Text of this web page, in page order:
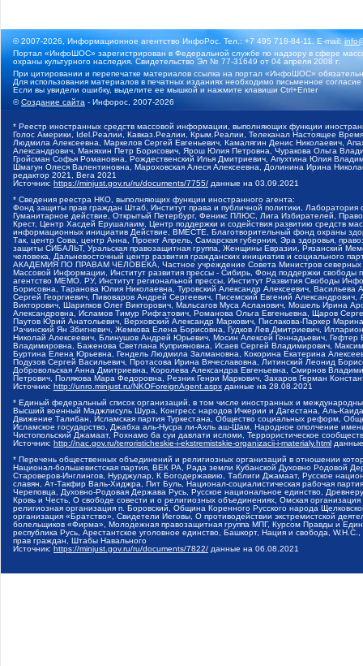
© 2007-2026, Информационное агентство ИнфоРос. Тел.: +7 495 718-84-11, E-mail:
Портал «ИнфоШОС» зарегистрирован в Федеральной службе по надзору в сфере
охраны культурного наследия. Свидетельство Эл № 77-31649 от 04 апреля 2008 г.
При цитировании и перепечатке материалов ссылка на портал «ИнфоШОС»
Для использования материалов в печатных изданиях необходимо письменное
Если вы увидели ошибку, выделите ее мышкой и нажмите клавиши Ctrl+Enter
©Создание сайта - Инфорос, 2007-2026
* Реестр иностранных средств массовой информации, выполняющих функции
Голос Америки, Idel.Реалии, Кавказ.Реалии, Крым.Реалии, Телеканал Настоящее
Людмила Алексеевна, Маркелов Сергей Евгеньевич, Камалягин Денис Николаевич,
Александрович, Маняхин Петр Борисович, Ярош Юлия Петровна, Чуракова Ольга
Гройсман Софья Романовна, Рождественский Илья Дмитриевич, Апухтина Юлия
Шмагун Олеся Валентиновна, Мароховская Алеся Алексеевна, Долинина Ирина
редактор 2021, Вега 2021
Источник: https://minjust.gov.ru/ru/documents/7755/ данные на 03.09.2021
* Сведения реестра НКО, выполняющих функции иностранного агента:
Фонд защиты прав граждан Штаб, Институт права и публичной политики,
Гуманитарное действие, Открытый Петербург, Феникс ПЛЮС, Лига Избирателей,
Крест, Центр Хасдей Ерушалаим, Центр поддержки и содействия развитию средств
информационных инициатив Действие, ВМЕСТЕ, Благотворительный фонд охраны
Так, центр Сова, центр Анна, Проект Апрель, Самарская губерния, Эра здоровья,
защиты СИБАЛЬТ, Уральская правозащитная группа, Женщины Евразии, Рязанский
человека, Дальневосточный центр развития гражданских инициатив и социального
АКАДЕМИЯ ПО ПРАВАМ ЧЕЛОВЕКА, Частное учреждение Совета Министров северных
Массовой Информации, Институт развития прессы - Сибирь, Фонд поддержки
агентство МЕМО. РУ, Институт региональной прессы, Институт Развития Свободы
Борисовна, Таранова Юлия Николаевна, Туровский Александр Алексеевич,
Сергей Георгиевич, Пивоваров Андрей Сергеевич, Писемский Евгений
Викторович, Шарипков Олег Викторович, Мальсагов Муса Асланович, Мошель Ирина
Александровна, Исламов Тимур Рифгатович, Романова Ольга Евгеньевна, Щаров
Паутов Юрий Анатольевич, Верховский Александр Маркович, Пислакова-Паркер
Рачинский Ян Збигневич, Жемкова Елена Борисовна, Гудков Лев Дмитриевич,
Николай Алексеевич, Блинушов Андрей Юрьевич, Мосин Алексей Геннадьевич,
Владимировна, Баженова Светлана Куприяновна, Исаев Сергей Владимирович,
Буртина Елена Юрьевна, Гендель Людмила Залмановна, Кокорина Екатерина
Подузов Сергей Васильевич, Протасова Ирина Вячеславовна, Литинский Леонид
Добровольская Анна Дмитриевна, Королева Александра Евгеньевна, Смирнов
Петрович, Полякова Мара Федоровна, Резник Генри Маркович, Захаров Герман
Источник: http://unro.minjust.ru/NKOForeignAgent.aspx данные на 28.08.2021
* Единый федеральный список организаций, в том числе иностранных и
Высший военный Маджлисуль Шура, Конгресс народов Ичкерии и Дагестана, Аль-
Движение Талибан, Исламская партия Туркестана, Общество социальных реформ,
Исламское государство, Джабха аль-Нусра ли-Ахль аш-Шам, Народное ополчение
Чистопольский Джамаат, Рохнамо ба суи давлати исломи, Террористическое
Источник: http://nac.gov.ru/terroristicheskie-i-ekstremistskie-organizacii-i-materialy.html
* Перечень общественных объединений и религиозных организаций в отношении
Национал-большевистская партия, ВЕК РА, Рада земли Кубанской Духовно Родовой
Староверов-Инглингов, Нурджулар, К Богодержавию, Таблиги Джамаат, Русское
славян, Ат-Такфир Валь-Хиджра, Пит Буль, Национал-социалистическая рабочая
Череповца, Духовно-Родовая Держава Русь, Русское национальное единство,
Кровь и Честь, О свободе совести и о религиозных объединениях, Омская
религиозная организация п. Боровский, Община Коренного Русского народа
организация «Братство», Свидетели Иеговы, О противодействии экстремистской
болельщиков «Фирма», Молодежная правозащитная группа МПГ, Курсом Правды и
республика Русь, Арестантское уголовное единство, Башкорт, Нация и свобода,
прав граждан, Штабы Навального
Источник: https://minjust.gov.ru/ru/documents/7822/ данные на 06.08.2021